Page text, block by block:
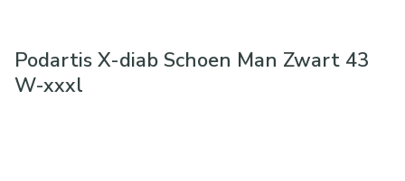
Podartis X-diab Schoen Man Zwart 43
W-xxxl